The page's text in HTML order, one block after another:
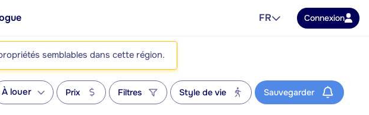
FR Connexion
semblables dans cette région.
À louer Prix Filtres Style de vie Sauvegarder